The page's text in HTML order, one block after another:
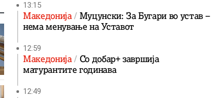
13:15
Македонија Муцунски: За Бугари во устав –
нема менување на Уставот
12:59
Македонија Со добар+ завршија
матурантите годинава
12:49